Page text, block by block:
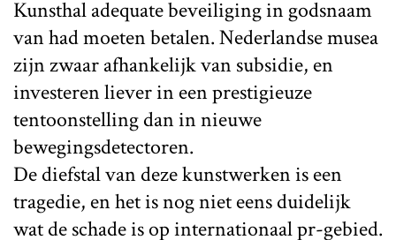
Kunsthal adequate beveiliging in godsnaam
van had moeten betalen. Nederlandse musea
zijn zwaar afhankelijk van subsidie, en
investeren liever in een prestigieuze
tentoonstelling dan in nieuwe
bewegingsdetectoren.
De diefstal van deze kunstwerken is een
tragedie, en het is nog niet eens duidelijk
wat de schade is op internationaal pr-gebied.